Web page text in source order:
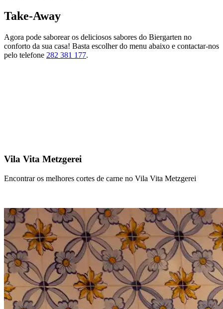
Take-Away
Agora pode saborear os deliciosos sabores do Biergarten no
conforto da sua casa! Basta escolher do menu abaixo e contactar-nos
pelo telefone 282 381 177.
Vila Vita Metzgerei
Encontrar os melhores cortes de carne no Vila Vita Metzgerei